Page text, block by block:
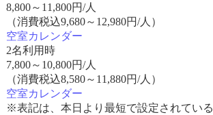
8,800～ 11,800円/人
（消費税込9,680～12,980円/人）
空室カレンダー
2名利用時
7,800～ 10,800円/人
（消費税込8,580～11,880円/人）
空室カレンダー
※表記は、本日より最短で設定されてい